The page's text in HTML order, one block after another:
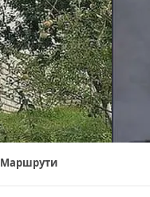
Маршрути